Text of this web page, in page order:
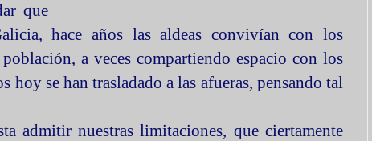
que
hace años las aldeas convivían con los
a veces compartiendo espacio con los
hoy se han trasladado a las afueras, pensando tal
admitir nuestras limitaciones, que ciertamente